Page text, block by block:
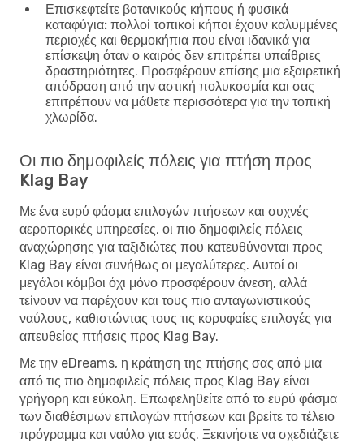
Επισκεφτείτε βοτανικούς κήπους ή φυσικά
καταφύγια: πολλοί τοπικοί κήποι έχουν καλυμμένες
περιοχές και θερμοκήπια που είναι ιδανικά για
επίσκεψη όταν ο καιρός δεν επιτρέπει υπαίθριες
δραστηριότητες. Προσφέρουν επίσης μια εξαιρετική
απόδραση από την αστική πολυκοσμία και σας
επιτρέπουν να μάθετε περισσότερα για την τοπική
χλωρίδα.
Οι πιο δημοφιλείς πόλεις για πτήση προς
Klag Bay
Με ένα ευρύ φάσμα επιλογών πτήσεων και συχνές
αεροπορικές υπηρεσίες, οι πιο δημοφιλείς πόλεις
αναχώρησης για ταξιδιώτες που κατευθύνονται προς
Klag Bay είναι συνήθως οι μεγαλύτερες. Αυτοί οι
μεγάλοι κόμβοι όχι μόνο προσφέρουν άνεση, αλλά
τείνουν να παρέχουν και τους πιο ανταγωνιστικούς
ναύλους, καθιστώντας τους τις κορυφαίες επιλογές για
απευθείας πτήσεις προς Klag Bay.
Με την eDreams, η κράτηση της πτήσης σας από μια
από τις πιο δημοφιλείς πόλεις προς Klag Bay είναι
γρήγορη και εύκολη. Επωφεληθείτε από το ευρύ φάσμα
των διαθέσιμων επιλογών πτήσεων και βρείτε το τέλειο
πρόγραμμα και ναύλο για εσάς. Ξεκινήστε να σχεδιάζετε